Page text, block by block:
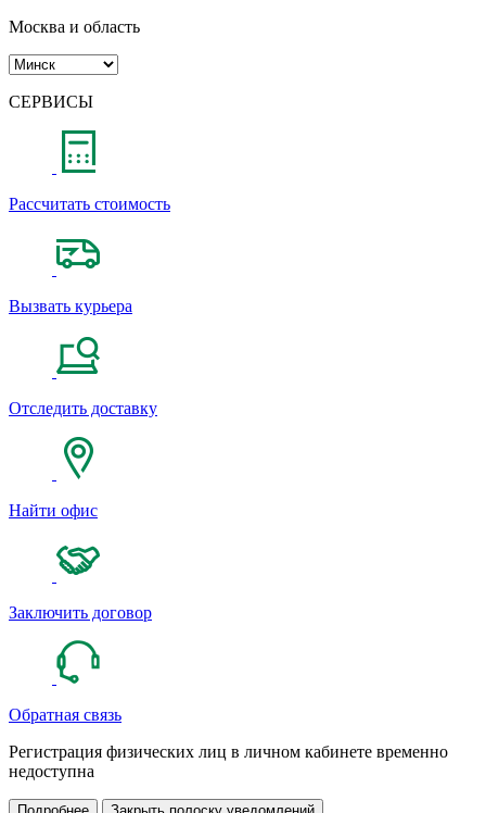
Москва и область
СЕРВИСЫ
Рассчитать стоимость
Вызвать курьера
Отследить доставку
Найти офис
Заключить договор
Обратная связь
Регистрация физических лиц в личном кабинете временно
недоступна